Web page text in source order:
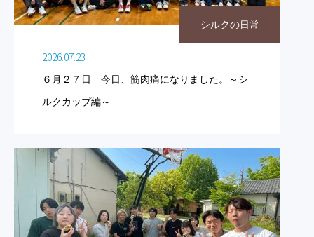
シルクの日常
2026.07.23
６月２７日 今日、筋肉痛になりました。～シ
ルクカップ編～